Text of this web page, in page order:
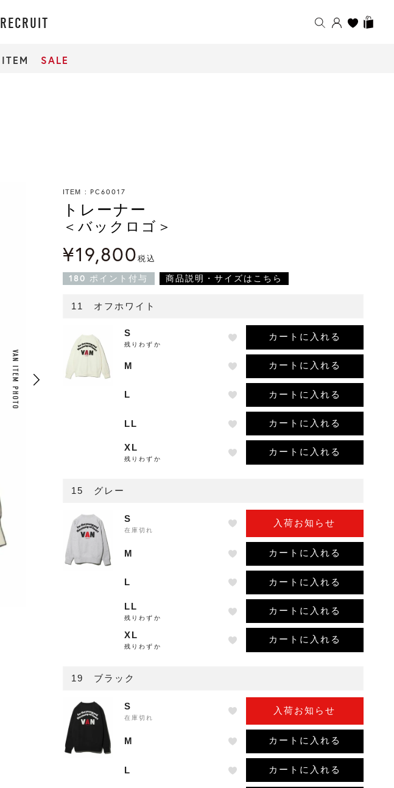
RECRUIT
ITEM SALE
VAN ITEM PHOTO
ITEM PC60017
トレーナー
＜バックロゴ＞
¥19,800税込
180 ポイント付与 商品説明・サイズはこちら
11 オフホワイト
S
残りわずか
カートに入れる
M カートに入れる
L カートに入れる
LL カートに入れる
XL
残りわずか
カートに入れる
15 グレー
S
在庫切れ
入荷お知らせ
M カートに入れる
L カートに入れる
LL
残りわずか
カートに入れる
XL
残りわずか
カートに入れる
19 ブラック
S
在庫切れ
入荷お知らせ
M カートに入れる
L カートに入れる